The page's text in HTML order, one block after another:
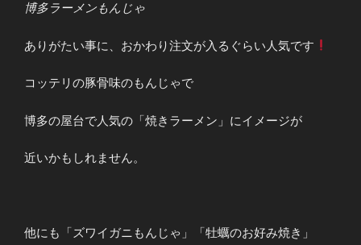
博多ラーメンもんじゃ
ありがたい事に、おかわり注文が入るぐらい人気です
コッテリの豚骨味のもんじゃで
博多の屋台で人気の「焼きラーメン」にイメージが
近いかもしれません。
他にも「ズワイガニもんじゃ」「牡蠣のお好み焼き」